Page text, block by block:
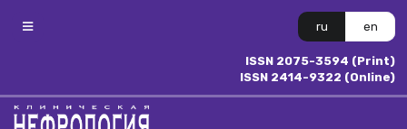
ru en
ISSN 2075-3594 (Print)
ISSN 2414-9322 (Online)